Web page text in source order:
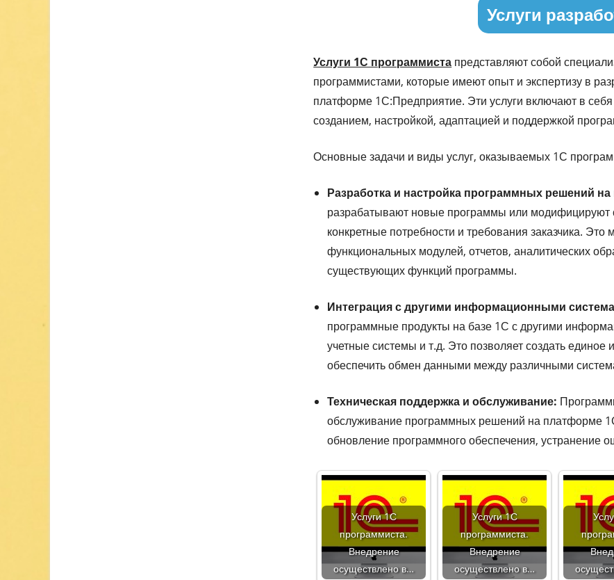
Услуги
Услуги 1С программиста представляют собой
программистами, которые имеют опыт и экспертизу в
платформе 1С:Предприятие. Эти услуги включают в
созданием, настройкой, адаптацией и поддержкой
Основные задачи и виды услуг, оказываемых 1С
Разработка и настройка программных решений
разрабатывают новые программы или модифицируют
конкретные потребности и требования заказчика.
функциональных модулей, отчетов, аналитических
существующих функций программы.
Интеграция с другими информационными
программные продукты на базе 1С с другими
учетные системы и т.д. Это позволяет создать
обеспечить обмен данными между различными
Техническая поддержка и обслуживание:
обслуживание программных решений на платформе
обновление программного обеспечения, устранение
Услуги 1С
программиста.
Внедрение
осуществлено в…
Услуги 1С
программиста.
Внедрение
осуществлено в…